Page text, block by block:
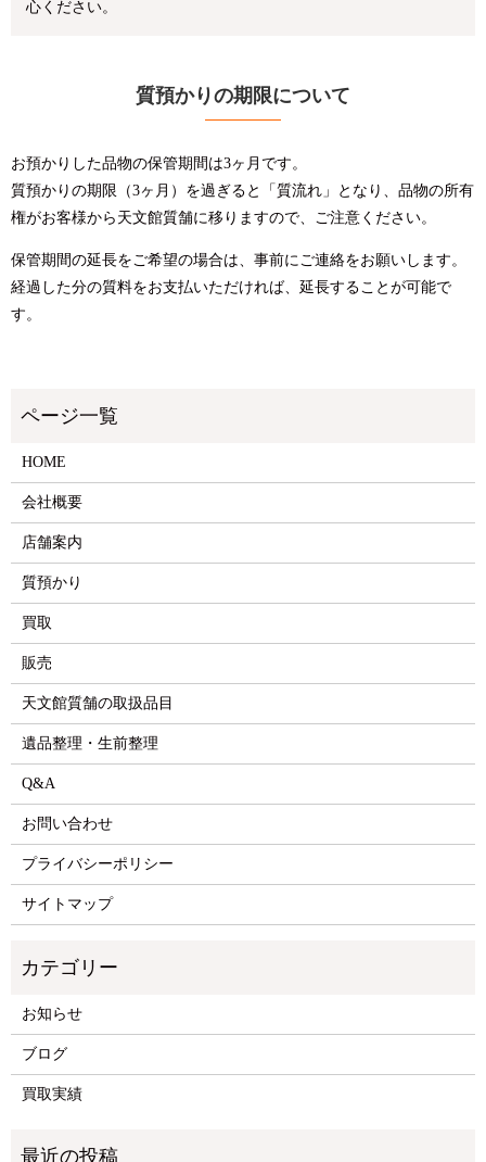
心ください。
質預かりの期限について
お預かりした品物の保管期間は3ヶ月です。
質預かりの期限（3ヶ月）を過ぎると「質流れ」となり、品物の所有
権がお客様から天文館質舗に移りますので、ご注意ください。
保管期間の延長をご希望の場合は、事前にご連絡をお願いします。
経過した分の質料をお支払いただければ、延長することが可能で
す。
HOME
会社概要
店舗案内
質預かり
買取
販売
天文館質舗の取扱品目
遺品整理・生前整理
Q&A
お問い合わせ
プライバシーポリシー
サイトマップ
お知らせ
ブログ
買取実績